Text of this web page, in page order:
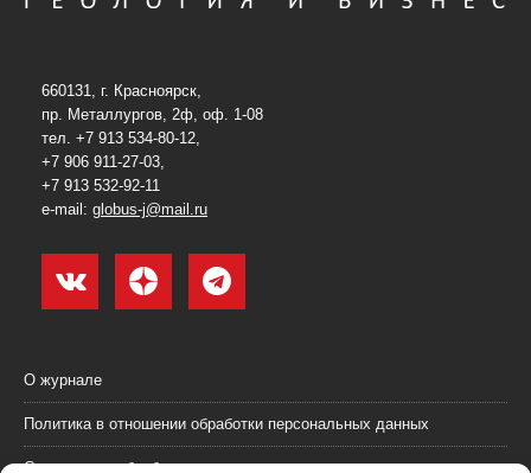
660131, г. Красноярск,
пр. Металлургов, 2ф, оф. 1-08
тел. +7 913 534-80-12,
+7 906 911-27-03,
+7 913 532-92-11
e-mail: globus-j@mail.ru
О журнале
Политика в отношении обработки персональных данных
Согласие на обработку персональных данных